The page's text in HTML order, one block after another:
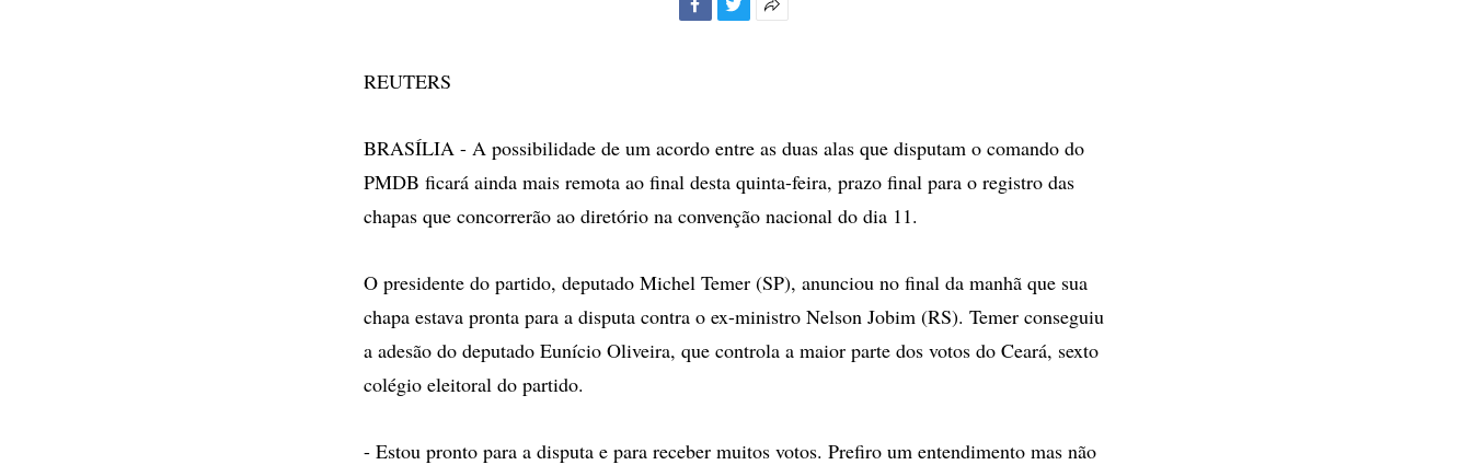
REUTERS
BRASÍLIA - A possibilidade de um acordo entre as duas alas que disputam o comando do
PMDB ficará ainda mais remota ao final desta quinta-feira, prazo final para o registro das
chapas que concorrerão ao diretório na convenção nacional do dia 11.
O presidente do partido, deputado Michel Temer (SP), anunciou no final da manhã que sua
chapa estava pronta para a disputa contra o ex-ministro Nelson Jobim (RS). Temer conseguiu
a adesão do deputado Eunício Oliveira, que controla a maior parte dos votos do Ceará, sexto
colégio eleitoral do partido.
- Estou pronto para a disputa e para receber muitos votos. Prefiro um entendimento mas não